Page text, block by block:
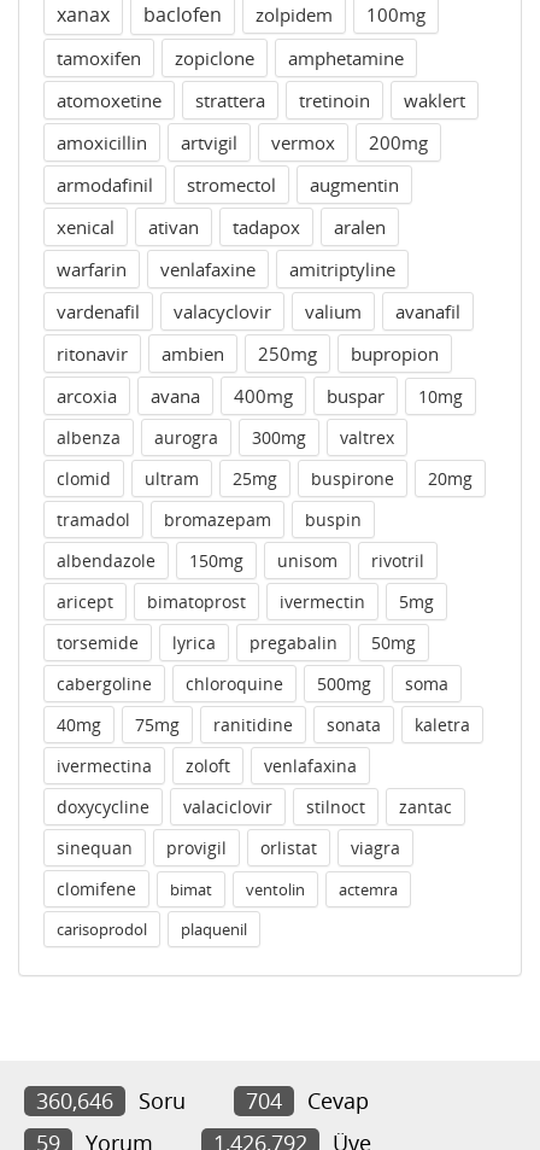
xanax
baclofen zolpidem
100mg
tamoxifen
zopiclone
amphetamine
atomoxetine
strattera tretinoin
waklert
amoxicillin
artvigil vermox
200mg
armodafinil
stromectol
augmentin
xenical
ativan tadapox
aralen
warfarin
venlafaxine
amitriptyline
vardenafil
valacyclovir valium
avanafil
ritonavir
ambien 250mg
bupropion
arcoxia
avana 400mg buspar
10mg
albenza
aurogra 300mg
valtrex
clomid
ultram 25mg buspirone
20mg
tramadol
bromazepam
buspin
albendazole
150mg unisom
rivotril
aricept
bimatoprost ivermectin
5mg
torsemide
lyrica pregabalin
50mg
cabergoline
chloroquine 500mg
soma
40mg
75mg ranitidine sonata
kaletra
ivermectina
zoloft
venlafaxina
doxycycline
valaciclovir stilnoct
zantac
sinequan
provigil orlistat
viagra
clomifene
bimat ventolin
actemra
carisoprodol
plaquenil
360,646 Soru 704
Cevap
59
Yorum 1,426,792 Üye